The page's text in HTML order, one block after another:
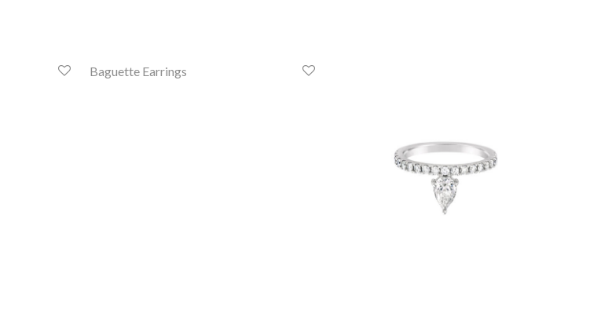
Baguette Earrings